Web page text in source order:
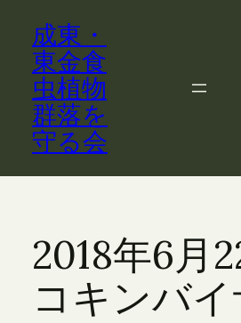
成東・
東金食
虫植物
群落を
守る会
2018年6月
コキンバ